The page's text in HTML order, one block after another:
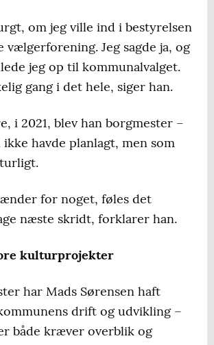
om jeg ville ind i bestyrelsen
vælgerforening. Jeg sagde ja, og
jeg op til kommunalvalget.
gang i det hele, siger han.
i 2021, blev han borgmester –
havde planlagt, men som
for noget, føles det
næste skridt, forklarer han.
kulturprojekter
har Mads Sørensen haft
drift og udvikling –
både kræver overblik og